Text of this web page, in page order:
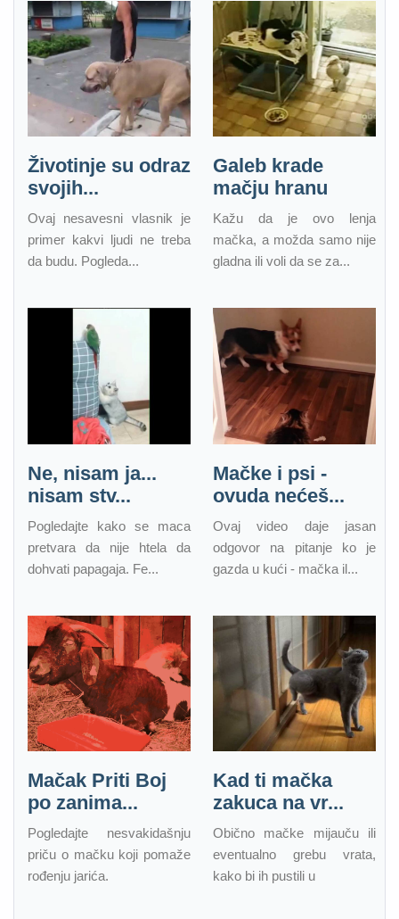
Životinje su odraz
svojih...
Ovaj nesavesni vlasnik je
primer kakvi ljudi ne treba
da budu. Pogleda...
Galeb krade
mačju hranu
Kažu da je ovo lenja
mačka, a možda samo nije
gladna ili voli da se za...
Ne, nisam ja...
nisam stv...
Pogledajte kako se maca
pretvara da nije htela da
dohvati papagaja. Fe...
Mačke i psi -
ovuda nećeš...
Ovaj video daje jasan
odgovor na pitanje ko je
gazda u kući - mačka il...
Mačak Priti Boj
po zanima...
Pogledajte nesvakidašnju
priču o mačku koji pomaže
rođenju jarića.
Kad ti mačka
zakuca na vr...
Obično mačke mijauču ili
eventualno grebu vrata,
kako bi ih pustili u